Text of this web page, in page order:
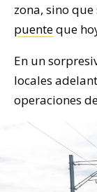
zona, sino
puenteque
En un
locales
operaciones